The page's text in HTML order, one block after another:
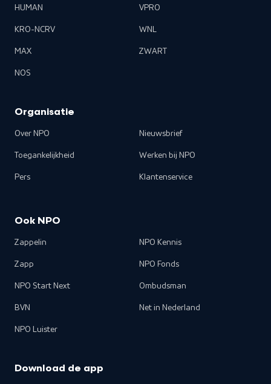
HUMAN
KRO-NCRV
MAX
NOS
VPRO
WNL
ZWART
Organisatie
Over NPO
Toegankelijkheid
Pers
Nieuwsbrief
Werken bij NPO
Klantenservice
Ook NPO
Zappelin
Zapp
NPO Start Next
BVN
NPO Luister
NPO Kennis
NPO Fonds
Ombudsman
Net in Nederland
Download de app